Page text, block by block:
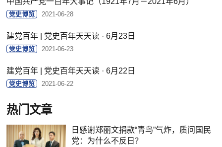
党史博览 2021-06-28
建党百年 | 党史百年天天读 · 6月23日
党史博览 2021-06-23
建党百年 | 党史百年天天读 · 6月22日
党史博览 2021-06-22
热门文章
日感谢郑丽文捐款“青鸟”气炸，质问国民
党：为什么不反日？